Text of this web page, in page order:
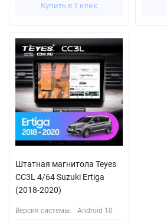
Купить в 1 клик
Штатная магнитола Teyes
CC3L 4/64 Suzuki Ertiga
(2018-2020)
Версия системы: Android 10